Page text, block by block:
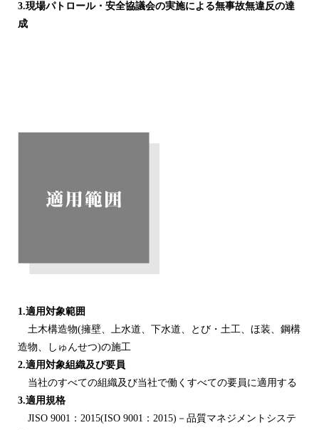
3.現場パトロール・安全協議会の実施による無事故無違反の達
成
1.適用対象範囲
土木構造物(擁壁、上水道、下水道、とび・土工、ほ装、鋼構
造物、しゅんせつ)の施工
2.適用対象組織及び要員
当社のすべての組織及び当社で働くすべての要員に適用する
3.適用規格
JISO 9001：2015(ISO 9001：2015)－品質マネジメントシステ